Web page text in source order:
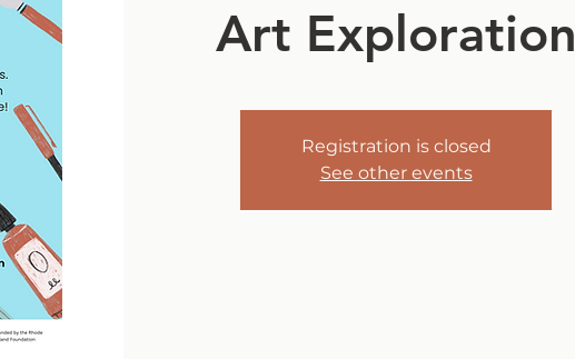
Art Exploration
Registration is closed
See other events